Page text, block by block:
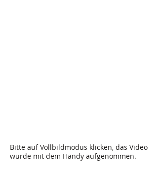
Bitte auf Vollbildmodus klicken, das Video
wurde mit dem Handy aufgenommen.